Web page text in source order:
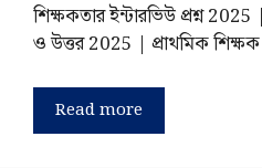
শিক্ষকতার ইন্টারভিউ প্রশ্ন 2025 |
ও উত্তর 2025 | প্রাথমিক
Read more